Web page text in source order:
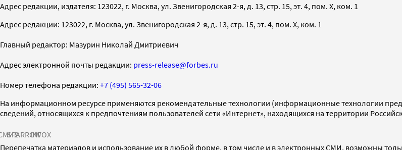
Адрес редакции, издателя: 123022, г. Москва, ул. Звенигородская 2-я, д. 13, стр. 15, эт. 4, пом. X, ком. 1
Адрес редакции: 123022, г. Москва, ул. Звенигородская 2-я, д. 13, стр. 15, эт. 4, пом. X, ком. 1
Главный редактор: Мазурин Николай Дмитриевич
Адрес электронной почты редакции: press-release@forbes.ru
Номер телефона редакции: +7 (495) 565-32-06
На информационном ресурсе применяются рекомендательные технологии (информационные технологии
сведений, относящихся к предпочтениям пользователей сети «Интернет», находящихся на территории
SPARROWINFOX
Перепечатка материалов и использование их в любой форме, в том числе и в электронных СМИ, возможны